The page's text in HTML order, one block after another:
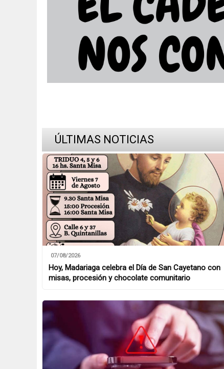
ÚLTIMAS NOTICIAS
07/08/2026
Hoy, Madariaga celebra el Día de San Cayetano con
misas, procesión y chocolate comunitario